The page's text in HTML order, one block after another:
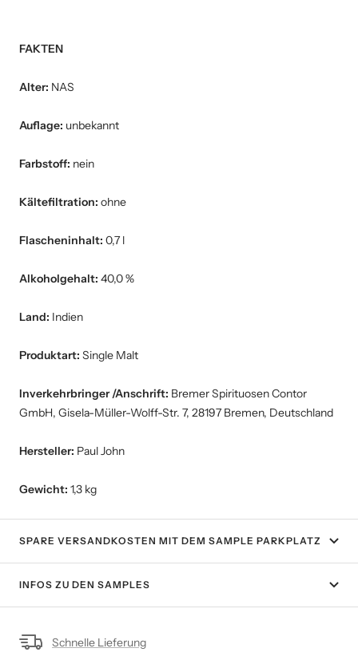
FAKTEN
Alter: NAS
Auflage: unbekannt
Farbstoff: nein
Kältefiltration: ohne
Flascheninhalt: 0,7 l
Alkoholgehalt: 40,0 %
Land: Indien
Produktart: Single Malt
Inverkehrbringer /Anschrift: Bremer Spirituosen Contor
GmbH, Gisela-Müller-Wolff-Str. 7, 28197 Bremen, Deutschland
Hersteller: Paul John
Gewicht: 1,3 kg
SPARE VERSANDKOSTEN MIT DEM SAMPLE PARKPLATZ
INFOS ZU DEN SAMPLES
Schnelle Lieferung